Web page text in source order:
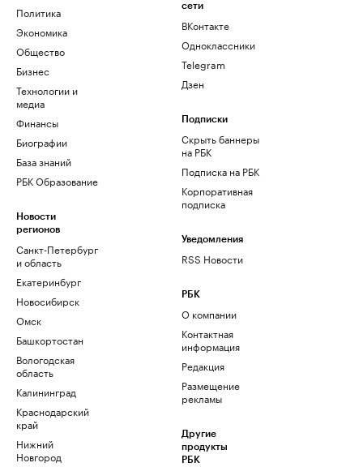
Политика
Экономика
Общество
Бизнес
Технологии и
медиа
Финансы
Биографии
База знаний
РБК Образование
Новости
регионов
Санкт-Петербург
и область
Екатеринбург
Новосибирск
Омск
Башкортостан
Вологодская
область
Калининград
Краснодарский
край
Нижний
Новгород
сети
ВКонтакте
Одноклассники
Telegram
Дзен
Подписки
Скрыть баннеры
на РБК
Подписка на РБК
Корпоративная
подписка
Уведомления
RSS Новости
РБК
О компании
Контактная
информация
Редакция
Размещение
рекламы
Другие
продукты
РБК